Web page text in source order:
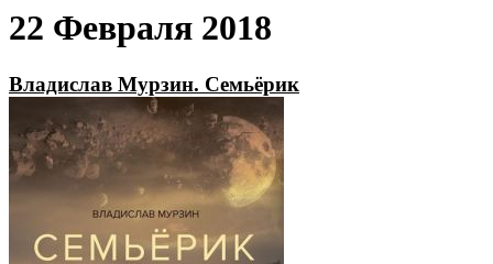
22 Февраля 2018
Владислав Мурзин. Семьёрик